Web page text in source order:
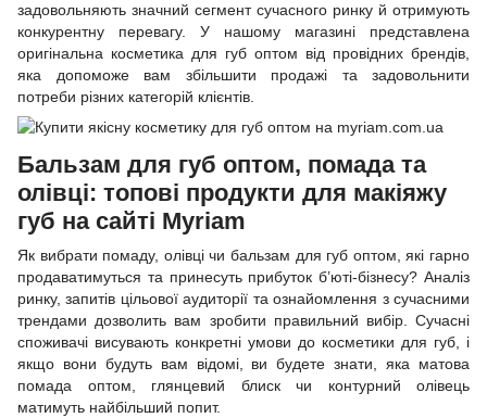
задовольняють значний сегмент сучасного ринку й отримують
конкурентну перевагу. У нашому магазині представлена
оригінальна косметика для губ оптом від провідних брендів,
яка допоможе вам збільшити продажі та задовольнити
потреби різних категорій клієнтів.
Бальзам для губ оптом, помада та
олівці: топові продукти для макіяжу
губ на сайті Myriam
Як вибрати помаду, олівці чи бальзам для губ оптом, які гарно
продаватимуться та принесуть прибуток б’юті-бізнесу? Аналіз
ринку, запитів цільової аудиторії та ознайомлення з сучасними
трендами дозволить вам зробити правильний вибір. Сучасні
споживачі висувають конкретні умови до косметики для губ, і
якщо вони будуть вам відомі, ви будете знати, яка матова
помада оптом, глянцевий блиск чи контурний олівець
матимуть найбільший попит.